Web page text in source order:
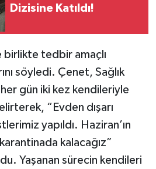
Dizisine Katıldı!
birlikte tedbir amaçlı
söyledi. Çenet, Sağlık
her gün iki kez kendileriyle
“Evden dışarı
yapıldı. Haziran’ın
kalacağız”
Yaşanan sürecin kendileri